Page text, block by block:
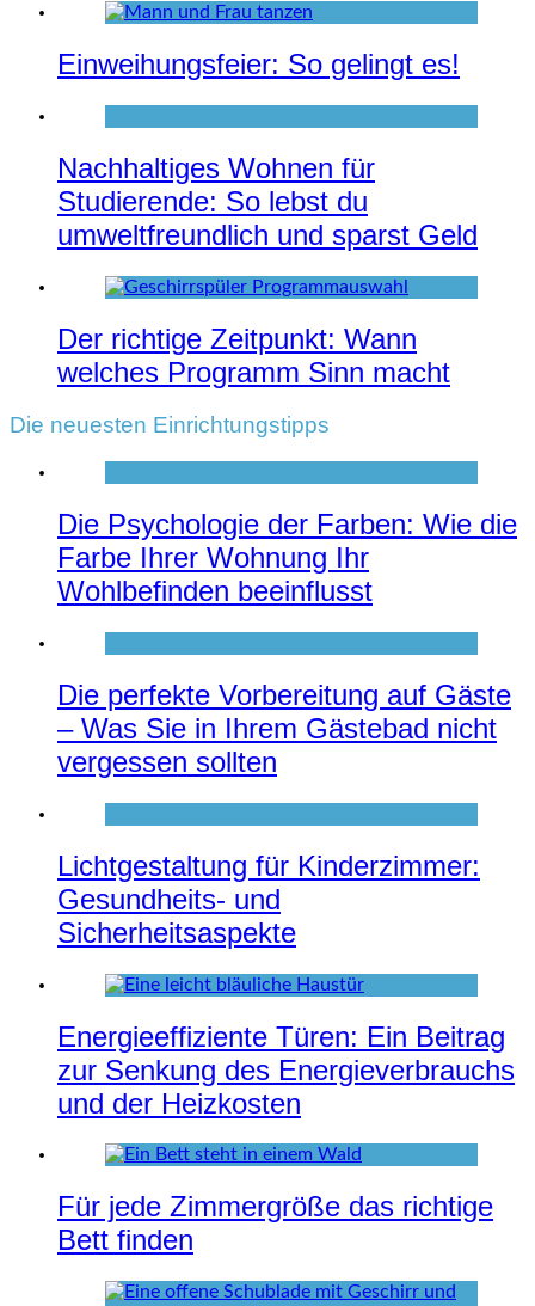
Einweihungsfeier: So gelingt es!
Nachhaltiges Wohnen für
Studierende: So lebst du
umweltfreundlich und sparst Geld
Der richtige Zeitpunkt: Wann
welches Programm Sinn macht
Die neuesten Einrichtungstipps
Die Psychologie der Farben: Wie die
Farbe Ihrer Wohnung Ihr
Wohlbefinden beeinflusst
Die perfekte Vorbereitung auf Gäste
– Was Sie in Ihrem Gästebad nicht
vergessen sollten
Lichtgestaltung für Kinderzimmer:
Gesundheits- und
Sicherheitsaspekte
Energieeffiziente Türen: Ein Beitrag
zur Senkung des Energieverbrauchs
und der Heizkosten
Für jede Zimmergröße das richtige
Bett finden